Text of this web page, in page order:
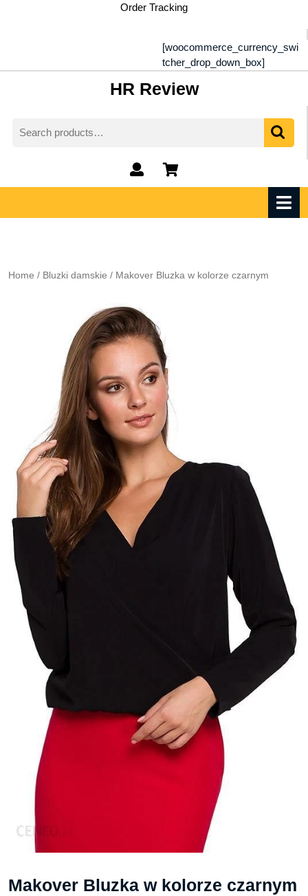
Order Tracking
[woocommerce_currency_swi
tcher_drop_down_box]
HR Review
for:
My
Account
shopping
cart
Home / Bluzki damskie / Makover Bluzka w kolorze czarnym
Makover Bluzka w kolorze czarnym